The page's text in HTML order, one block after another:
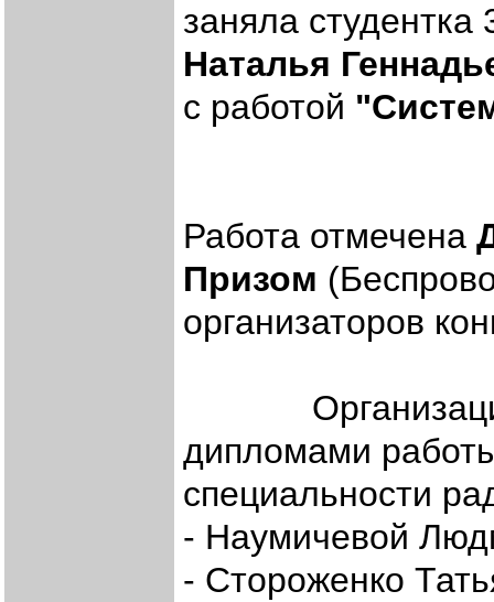
заняла
Наталья
с работой
Работа отмечена
Призом
организаторов
дипломами
специальности
- Наумичевой
- Стороженко